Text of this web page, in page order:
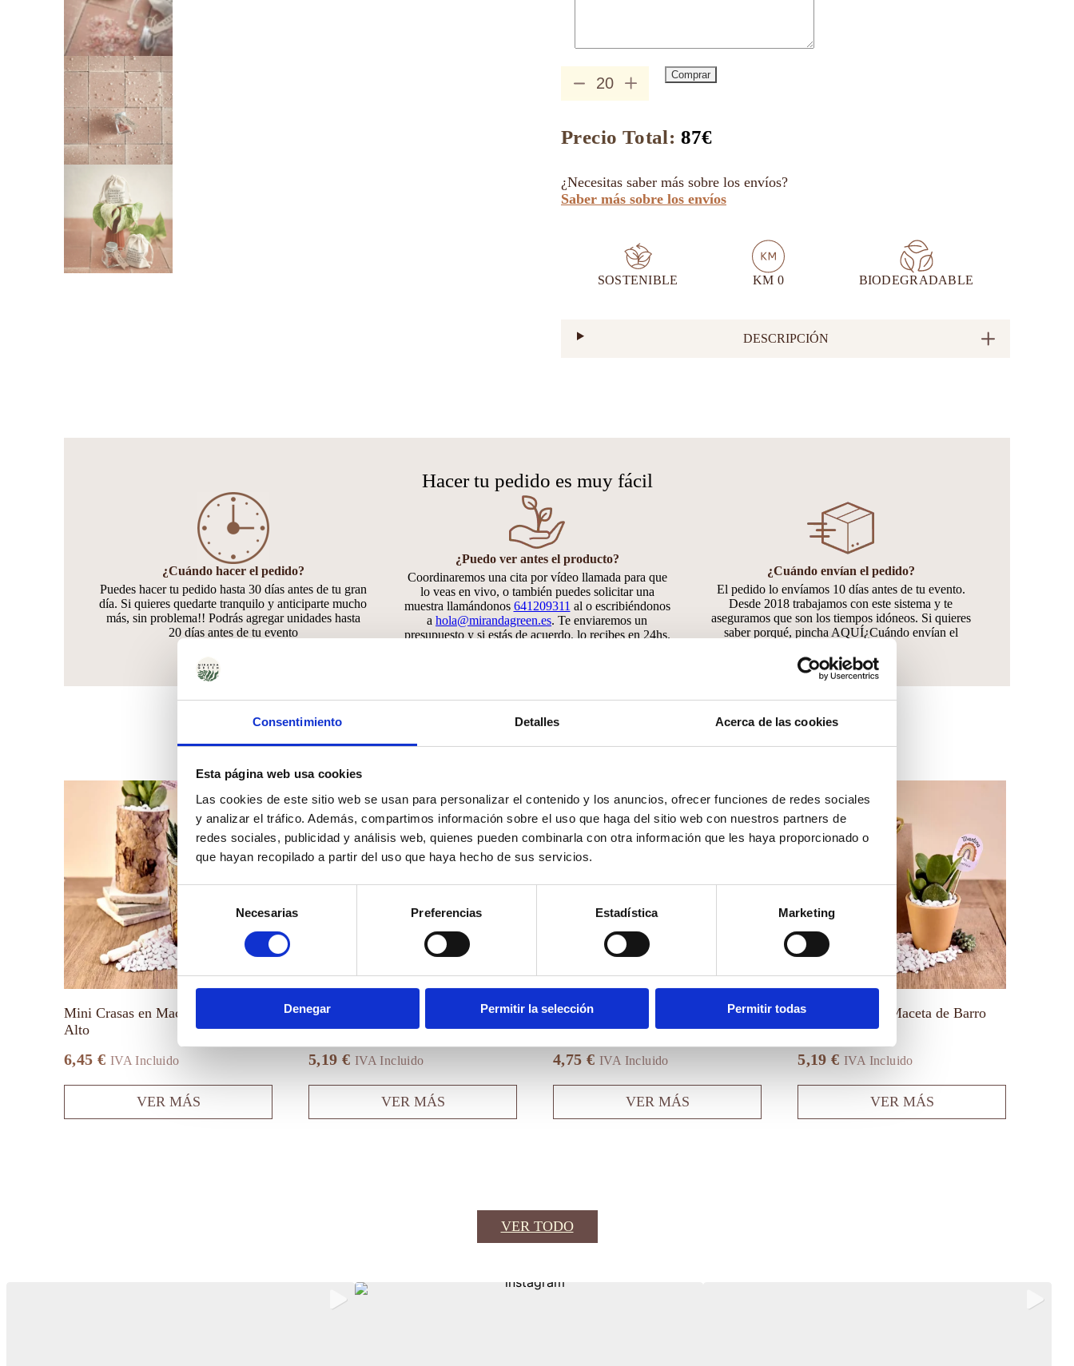
Consentimiento Detalles Acerca de las cookies
Esta página web usa cookies
Las cookies de este sitio web se usan para personalizar el contenido y los anuncios, ofrecer funciones de redes sociales
y analizar el tráfico. Además, compartimos información sobre el uso que haga del sitio web con nuestros partners de
redes sociales, publicidad y análisis web, quienes pueden combinarla con otra información que les haya proporcionado o
que hayan recopilado a partir del uso que haya hecho de sus servicios.
Selección
de
consentimiento
Necesarias Preferencias Estadística Marketing
Denegar Permitir la selección Permitir todas
Sal
Rosa
Himalaya
Ecológica
Comprar
Precio Total: 87€
¿Necesitas saber más sobre los envíos?
Saber más sobre los envíos
SOSTENIBLE KM 0 BIODEGRADABLE
DESCRIPCIÓN
Hacer tu pedido es muy fácil
¿Cuándo hacer el pedido?
Puedes hacer tu pedido hasta 30 días antes de tu gran
día. Si quieres quedarte tranquilo y anticiparte mucho
más, sin problema!! Podrás agregar unidades hasta
20 días antes de tu evento
¿Puedo ver antes el producto?
Coordinaremos una cita por vídeo llamada para que
lo veas en vivo, o también puedes solicitar una
muestra llamándonos 641209311 al o escribiéndonos
a hola@mirandagreen.es. Te enviaremos un
presupuesto y si estás de acuerdo, lo recibes en 24hs.
¿Cuándo envían el pedido?
El pedido lo envíamos 10 días antes de tu evento.
Desde 2018 trabajamos con este sistema y te
aseguramos que son los tiempos idóneos. Si quieres
saber porqué, pincha AQUÍ¿Cuándo envían el
También te gustará
Mini Crasas en Maceta de Madera
Alto
6,45 € IVA Incluido
VER MÁS
pueden
en
la
página
de
producto
Mini Echeverias en Maceta de
Cerámica Blanca
5,19€ IVA Incluido
VER MÁS
producto
tiene
variantes.
Las
se
de
producto
Mini Crasas en Maceta de
Cerámica Blanca
4,75€ IVA Incluido
VER MÁS
producto
tiene
múltiples
variantes.
Las
se
de
producto
Mini Crasas en Maceta de Barro
5,19€ IVA Incluido
VER MÁS
producto
tiene
variantes.
se
elegir
en
la
página
de
producto
VER TODO